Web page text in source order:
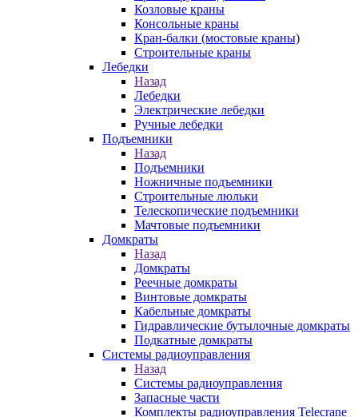
Козловые краны
Консольные краны
Кран-балки (мостовые краны)
Строительные краны
Лебедки
Назад
Лебедки
Электрические лебедки
Ручные лебедки
Подъемники
Назад
Подъемники
Ножничные подъемники
Строительные люльки
Телескопические подъемники
Мачтовые подъемники
Домкраты
Назад
Домкраты
Реечные домкраты
Винтовые домкраты
Кабельные домкраты
Гидравлические бутылочные домкраты
Подкатные домкраты
Системы радиоуправления
Назад
Системы радиоуправления
Запасные части
Комплекты радиоуправления Telecrane